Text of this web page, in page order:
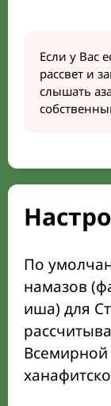
Если у Вас
рассвет и
слышать
По
намазов
иша) для
Всемирной